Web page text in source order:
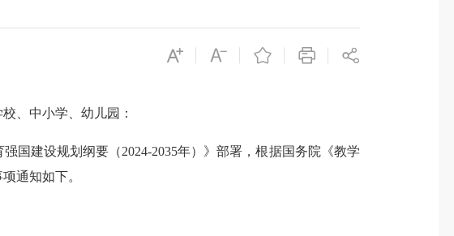
、中小学、幼儿园：
建设规划纲要（2024-2035年）》部署，根据国务院《教学
通知如下。